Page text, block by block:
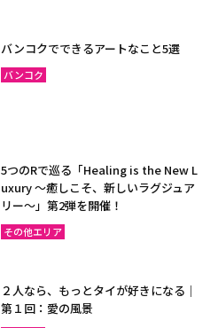
バンコクでできるアートなこと5選
バンコク
5つのRで巡る「Healing is the New L
uxury ～癒しこそ、新しいラグジュア
リー〜」第2弾を開催！
その他エリア
２人なら、もっとタイが好きになる｜
第１回：愛の風景